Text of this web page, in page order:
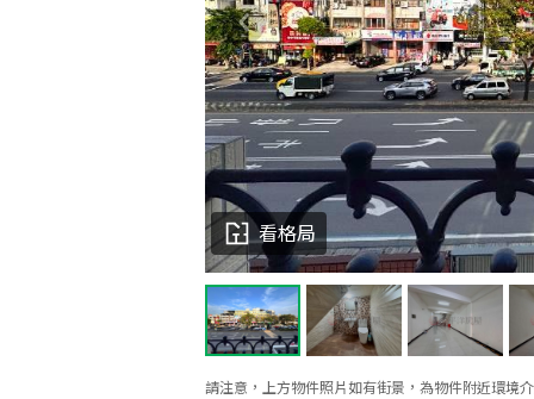
請注意，上方物件照片如有街景，為物件附近環境
看格局